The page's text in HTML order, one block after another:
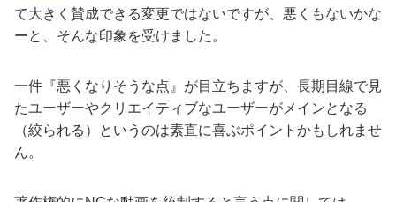
て大きく賛成できる変更ではないですが、悪くもないかな
ーと、そんな印象を受けました。
一件『悪くなりそうな点』が目立ちますが、長期目線で見
たユーザーやクリエイティブなユーザーがメインとなる
（絞られる）というのは素直に喜ぶポイントかもしれませ
ん。